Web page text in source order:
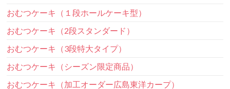
おむつケーキ（１段ホールケーキ型）
おむつケーキ（2段スタンダード）
おむつケーキ（3段特大タイプ）
おむつケーキ（シーズン限定商品）
おむつケーキ（加工オーダー広島東洋カープ）